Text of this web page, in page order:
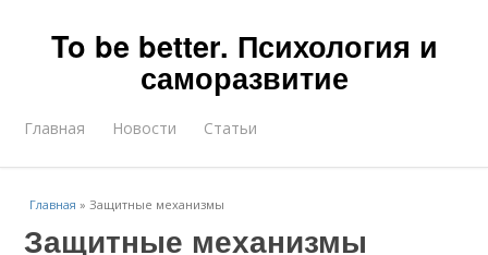
To be better. Психология и
саморазвитие
Главная Новости Статьи
Главная »Защитные механизмы
Защитные механизмы